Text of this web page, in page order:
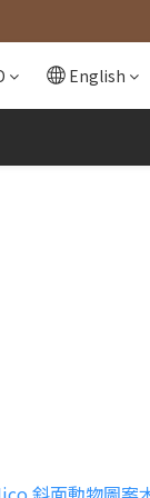
English